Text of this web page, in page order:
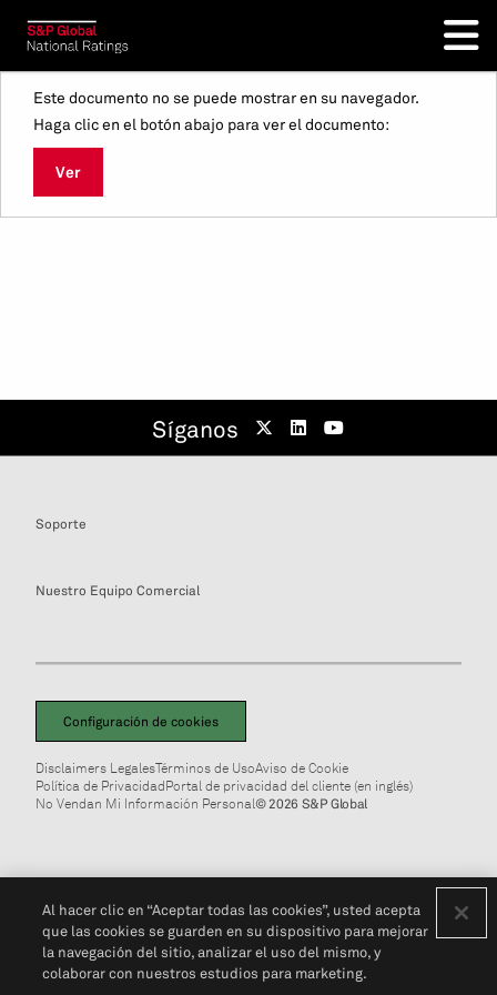
Este documento no se puede mostrar en su navegador.
Haga clic en el botón abajo para ver el documento:
Ver
Síganos
Soporte
Nuestro Equipo Comercial
Configuración de cookies
Disclaimers LegalesTérminos de UsoAviso de Cookie
Política de PrivacidadPortal de privacidad del cliente (en inglés)
No Vendan Mi Información Personal© 2026 S&P Global
Al hacer clic en “Aceptar todas las cookies”, usted acepta
que las cookies se guarden en su dispositivo para mejorar
la navegación del sitio, analizar el uso del mismo, y
colaborar con nuestros estudios para marketing.